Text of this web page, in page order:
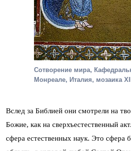
Сотворение мира,
Монреале, Италия, мозаика
Вслед за Библией они смотрели на
Божие, как на сверхъестественный
сфера естественных наук. Это сфера